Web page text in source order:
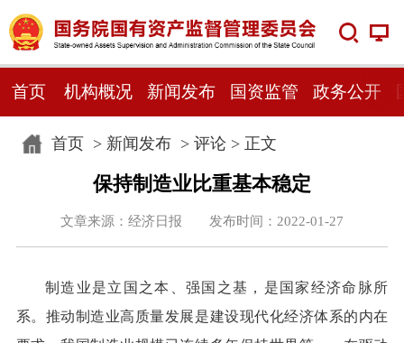
首页 机构概况 新闻发布 国资监管 政务公开
首页> 新闻发布> 评论 > 正文
保持制造业比重基本稳定
文章来源：经济日报 发布时间：2022-01-27
制造业是立国之本、强国之基，是国家经济命脉所
系。推动制造业高质量发展是建设现代化经济体系的内在